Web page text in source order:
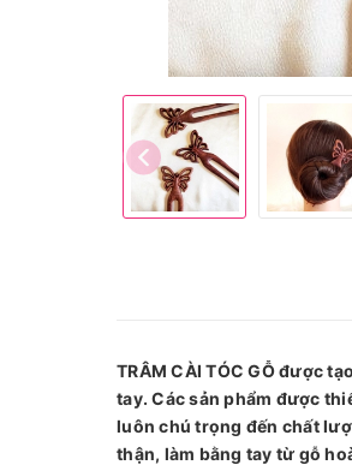
TRÂM CÀI TÓC GỖ được
tay. Các sản phẩm được
luôn chú trọng đến chất
thận, làm bằng tay từ gỗ